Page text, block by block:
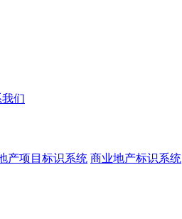
们
产项目标识系统 商业地产标识系统